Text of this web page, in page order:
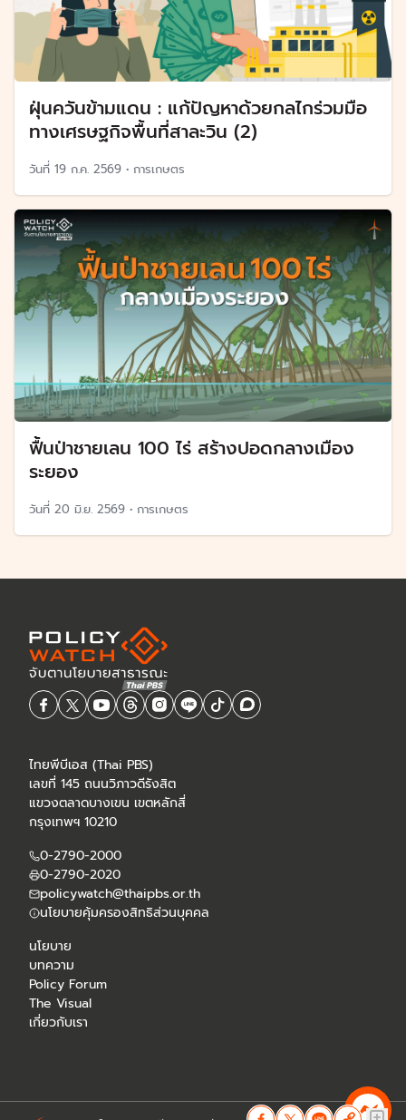
ฝุ่นควันข้ามแดน : แก้ปัญหาด้วยกลไกร่วมมือ
ทางเศรษฐกิจพื้นที่สาละวิน (2)
วันที่ 19 ก.ค. 2569 • การเกษตร
ฟื้นป่าชายเลน 100 ไร่ สร้างปอดกลางเมือง
ระยอง
วันที่ 20 มิ.ย. 2569 • การเกษตร
ไทยพีบีเอส (Thai PBS)
เลขที่ 145 ถนนวิภาวดีรังสิต
แขวงตลาดบางเขน เขตหลักสี่
กรุงเทพฯ 10210
0-2790-2000
0-2790-2020
policywatch@thaipbs.or.th
นโยบายคุ้มครองสิทธิส่วนบุคคล
นโยบาย
บทความ
Policy Forum
The Visual
เกี่ยวกับเรา